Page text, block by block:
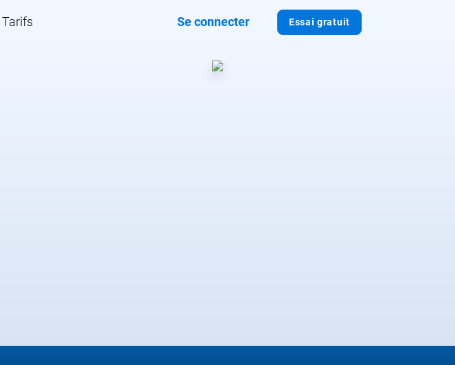
Essai gratuit
Tarifs Se connecter